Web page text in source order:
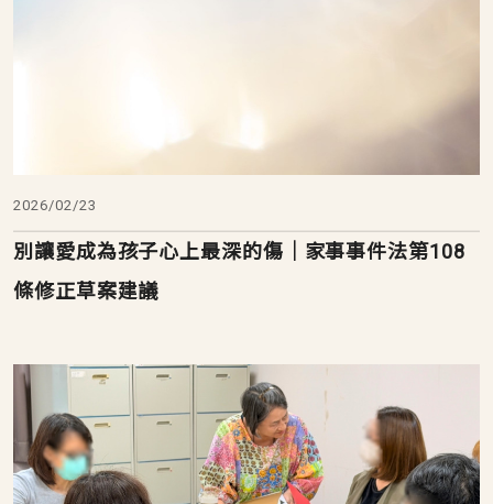
2026/02/23
別讓愛成為孩子心上最深的傷│家事事件法第108
條修正草案建議